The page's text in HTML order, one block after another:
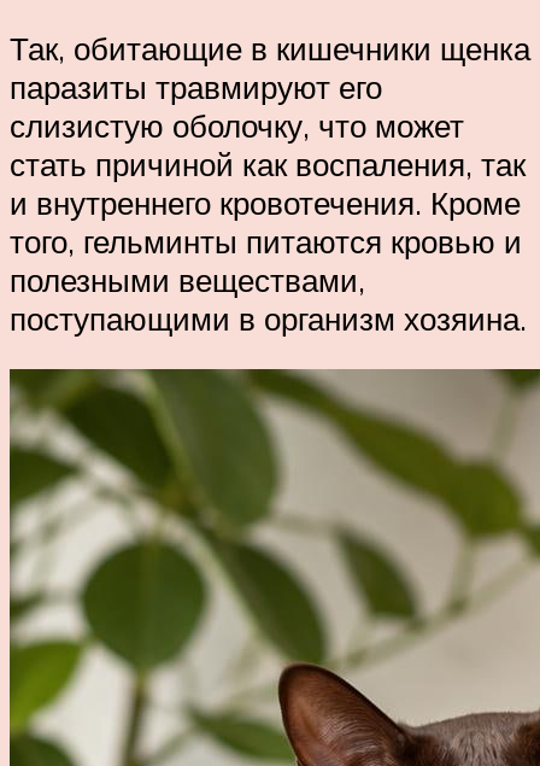
Так, обитающие в кишечники щенка
паразиты травмируют его
слизистую оболочку, что может
стать причиной как воспаления, так
и внутреннего кровотечения. Кроме
того, гельминты питаются кровью и
полезными веществами,
поступающими в организм хозяина.